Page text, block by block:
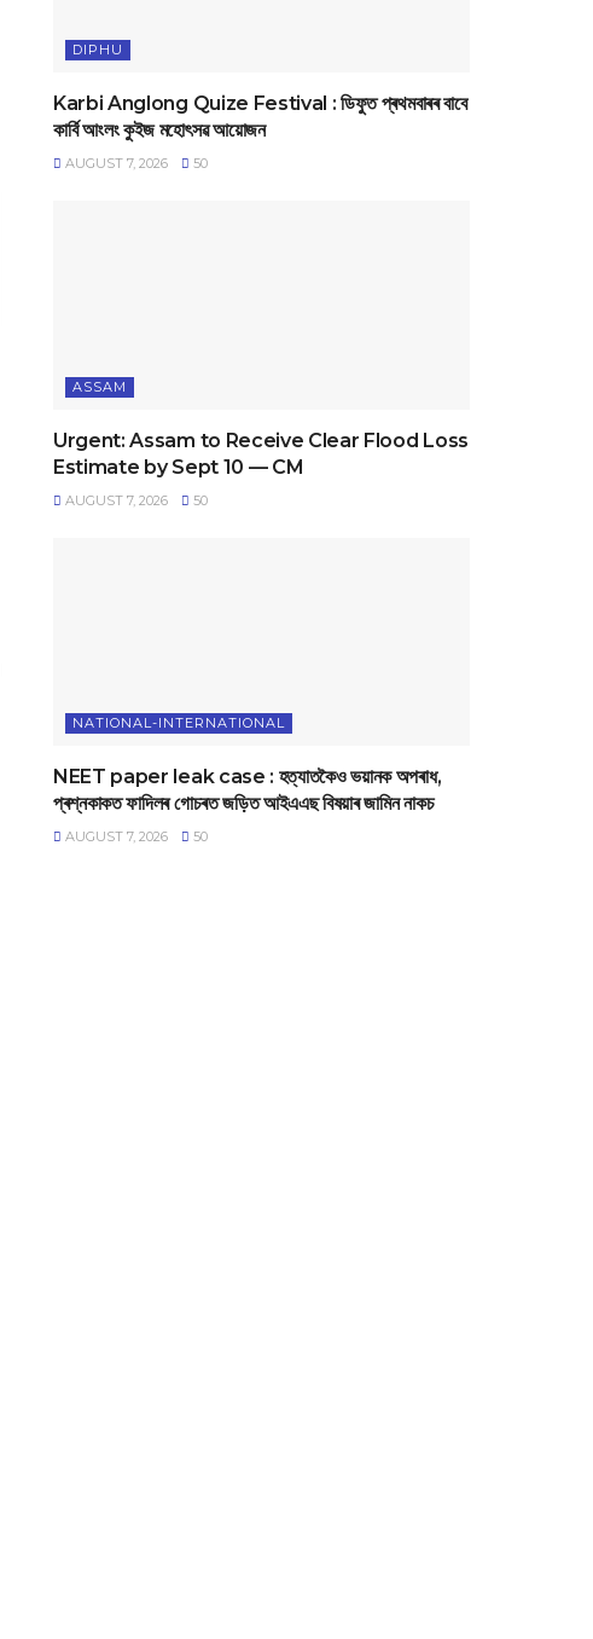
DIPHU
Karbi Anglong Quize Festival : ডিফুত প্ৰথমবাৰৰ বাবে
কাৰ্বি আংলং কুইজ মহোৎসৱ আয়োজন
AUGUST 7, 2026 50
ASSAM
Urgent: Assam to Receive Clear Flood Loss
Estimate by Sept 10 — CM
AUGUST 7, 2026 50
NATIONAL-INTERNATIONAL
NEET paper leak case : হত্যাতকৈও ভয়ানক অপৰাধ,
প্ৰশ্নকাকত ফাদিলৰ গোচৰত জড়িত আইএএছ বিষয়াৰ জামিন নাকচ
AUGUST 7, 2026 50